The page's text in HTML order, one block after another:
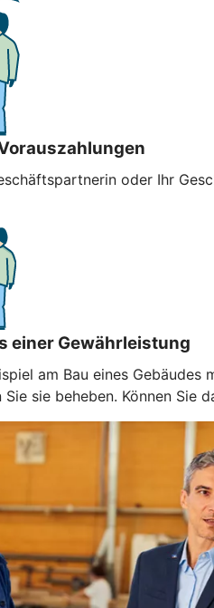
oder Ihr
einer Gewährleistung
am Bau eines
Sie sie beheben. Können